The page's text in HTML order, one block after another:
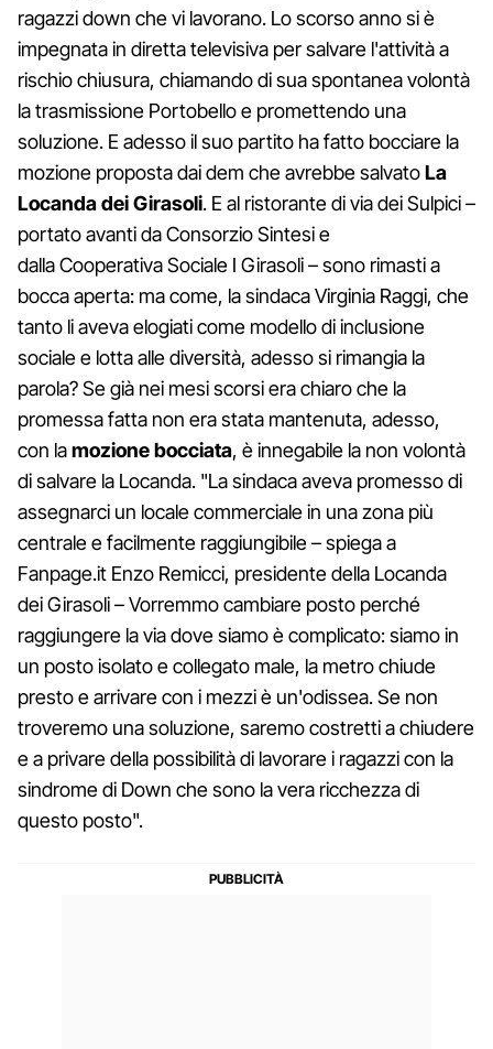
ragazzi down che vi lavorano. Lo scorso anno si è
impegnata in diretta televisiva per salvare l'attività a
rischio chiusura, chiamando di sua spontanea volontà
la trasmissione Portobello e promettendo una
soluzione. E adesso il suo partito ha fatto bocciare la
mozione proposta dai dem che avrebbe salvatoLa
Locanda dei Girasoli. E al ristorante di via dei Sulpici –
portato avanti daConsorzio Sintesi e
dalla Cooperativa Sociale I Girasoli – sono rimasti a
bocca aperta: ma come, la sindaca Virginia Raggi, che
tanto li aveva elogiati come modello di inclusione
sociale e lotta alle diversità, adesso si rimangia la
parola? Se già nei mesi scorsi era chiaro che la
promessa fatta non era stata mantenuta, adesso,
con lamozione bocciata, è innegabile la non volontà
di salvare la Locanda. "La sindaca aveva promesso di
assegnarci un locale commerciale in una zona più
centrale e facilmente raggiungibile – spiega a
Fanpage.it Enzo Remicci, presidente della Locanda
dei Girasoli – Vorremmo cambiare posto perché
raggiungere la via dove siamo è complicato: siamo in
un posto isolato e collegato male, la metro chiude
presto e arrivare con i mezzi è un'odissea. Se non
troveremo una soluzione, saremo costretti a chiudere
e a privare della possibilità di lavorare i ragazzi con la
sindrome di Down che sono la vera ricchezza di
questo posto".